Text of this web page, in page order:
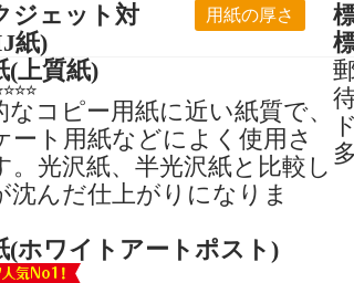
ジェット対
紙)
(上質紙)
なコピー用紙に近い紙質で、
ート用紙などによく使用さ
。光沢紙、半光沢紙と比較し
沈んだ仕上がりになりま
(ホワイトアートポスト)
用紙の厚さ